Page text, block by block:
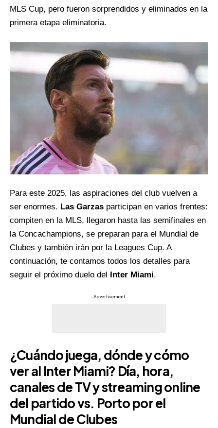
MLS Cup, pero fueron sorprendidos y eliminados en la
primera etapa eliminatoria.
Para este 2025, las aspiraciones del club vuelven a
ser enormes. Las Garzas participan en varios frentes:
compiten en la MLS, llegaron hasta las semifinales en
la Concachampions, se preparan para el Mundial de
Clubes y también irán por la Leagues Cup. A
continuación, te contamos todos los detalles para
seguir el próximo duelo del
Inter Miami.
- Advertisement -
¿Cuándo juega, dónde y cómo
ver al Inter Miami? Día, hora,
canales de TV y streaming online
del partido vs. Porto por el
Mundial de Clubes